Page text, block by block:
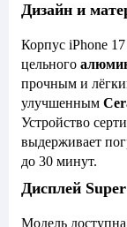
Дизайн и
Корпус iPhone
цельного
прочным и
улучшенным
Устройство
выдерживает
до 30 минут.
Дисплей
Модель